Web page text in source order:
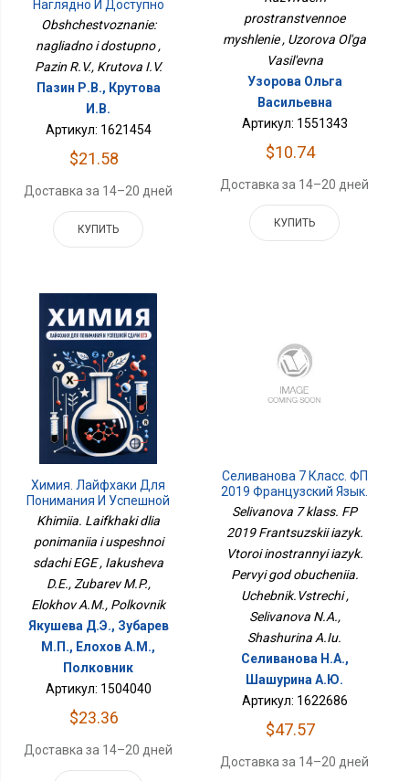
Наглядно И Доступно
Obshchestvoznanie:
nagliadno i dostupno ,
Pazin R.V., Krutova I.V.
Пазин Р.В., Крутова
И.В.
Артикул: 1621454
$21.58
Доставка за 14–20 дней
КУПИТЬ
prostranstvennoe
myshlenie , Uzorova Ol'ga
Vasil'evna
Узорова Ольга
Васильевна
Артикул: 1551343
$10.74
Доставка за 14–20 дней
КУПИТЬ
Химия. Лайфхаки Для
Понимания И Успешной
Сдачи ЕГЭ
Khimiia. Laifkhaki dlia
ponimaniia i uspeshnoi
sdachi EGE , Iakusheva
D.E., Zubarev M.P.,
Elokhov A.M., Polkovnik
Якушева Д.Э., Зубарев
М.П., Елохов А.М.,
Полковник
Артикул: 1504040
$23.36
Доставка за 14–20 дней
Селиванова 7 Класс. ФП
2019 Французский Язык.
Второй Иностранный
Обучения.
Учебник.Встречи
Selivanova 7 klass. FP
2019 Frantsuzskii iazyk.
Vtoroi inostrannyi iazyk.
Pervyi god obucheniia.
Uchebnik.Vstrechi ,
Selivanova N.A.,
Shashurina A.Iu.
Селиванова Н.А.,
Шашурина А.Ю.
Артикул: 1622686
$47.57
Доставка за 14–20 дней